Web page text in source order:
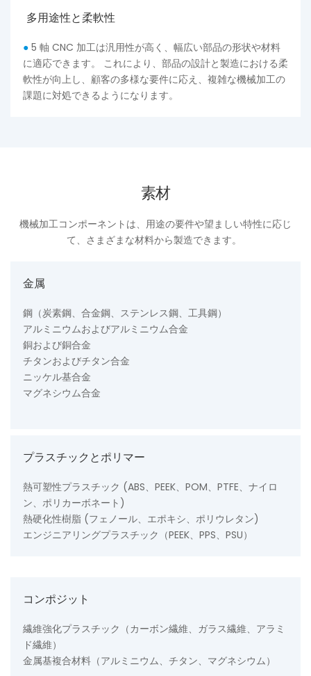
多用途性と柔軟性
● 5 軸 CNC 加工は汎用性が高く、幅広い部品の形状や材料
に適応できます。 これにより、部品の設計と製造における柔
軟性が向上し、顧客の多様な要件に応え、複雑な機械加工の
課題に対処できるようになります。
素材
機械加工コンポーネントは、用途の要件や望ましい特性に応じ
て、さまざまな材料から製造できます。
金属
鋼（炭素鋼、合金鋼、ステンレス鋼、工具鋼）
アルミニウムおよびアルミニウム合金
銅および銅合金
チタンおよびチタン合金
ニッケル基合金
マグネシウム合金
プラスチックとポリマー
熱可塑性プラスチック (ABS、PEEK、POM、PTFE、ナイロ
ン、ポリカーボネート)
熱硬化性樹脂 (フェノール、エポキシ、ポリウレタン)
エンジニアリングプラスチック（PEEK、PPS、PSU）
コンポジット
繊維強化プラスチック（カーボン繊維、ガラス繊維、アラミ
ド繊維）
金属基複合材料（アルミニウム、チタン、マグネシウム）